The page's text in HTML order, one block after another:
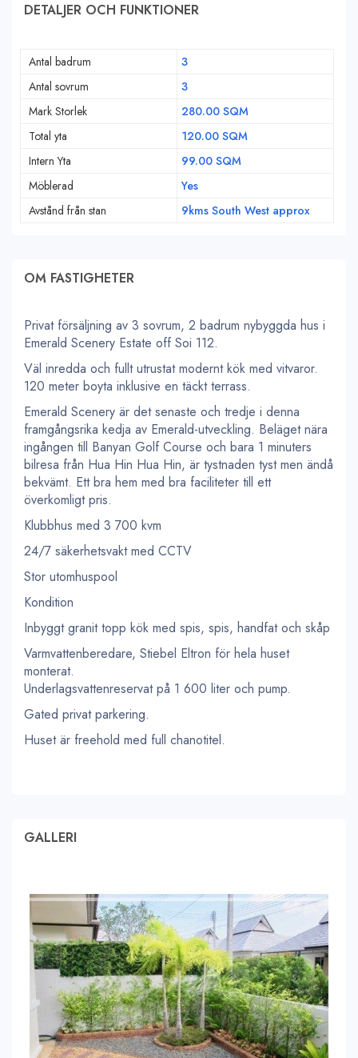
DETALJER OCH FUNKTIONER
Antal badrum
3
Antal sovrum
3
Mark Storlek
280.00 SQM
Total yta
120.00 SQM
Intern Yta
99.00 SQM
Möblerad
Yes
Avstånd från stan
9kms South West approx
OM FASTIGHETER
Privat försäljning av 3 sovrum, 2 badrum nybyggda hus i
Emerald Scenery Estate off Soi 112.
Väl inredda och fullt utrustat modernt kök med vitvaror.
120 meter boyta inklusive en täckt terrass.
Emerald Scenery är det senaste och tredje i denna
framgångsrika kedja av Emerald-utveckling. Beläget nära
ingången till Banyan Golf Course och bara 1 minuters
bilresa från Hua Hin Hua Hin, är tystnaden tyst men ändå
bekvämt. Ett bra hem med bra faciliteter till ett
överkomligt pris.
Klubbhus med 3 700 kvm
24/7 säkerhetsvakt med CCTV
Stor utomhuspool
Kondition
Inbyggt granit topp kök med spis, spis, handfat och skåp
Varmvattenberedare, Stiebel Eltron för hela huset
monterat.
Underlagsvattenreservat på 1 600 liter och pump.
Gated privat parkering.
Huset är freehold med full chanotitel.
GALLERI